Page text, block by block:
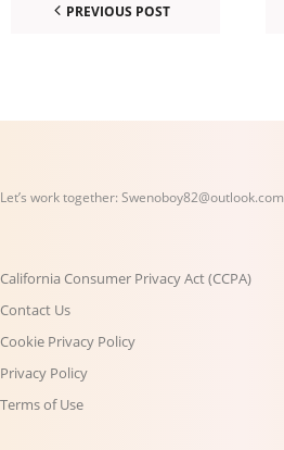
PREVIOUS POST
Let’s work together: Swenoboy82@outlook.com
California Consumer Privacy Act (CCPA)
Contact Us
Cookie Privacy Policy
Privacy Policy
Terms of Use